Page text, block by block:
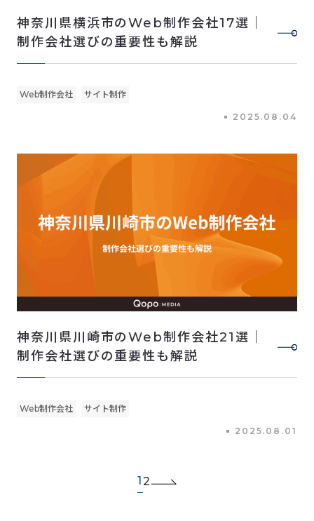
神奈川県横浜市のWeb制作会社17選｜
制作会社選びの重要性も解説
Web制作会社 サイト制作
2025.08.04
神奈川県川崎市のWeb制作会社21選｜
制作会社選びの重要性も解説
Web制作会社 サイト制作
2025.08.01
1 2